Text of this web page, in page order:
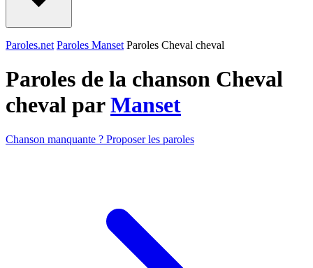
Paroles.net Paroles Manset Paroles Cheval cheval
Paroles de la chanson Cheval
cheval parManset
Chanson manquante ? Proposer les paroles